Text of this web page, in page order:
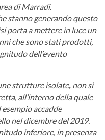
di Marradi.
stanno generando questo
porta a mettere in luce un
che sono stati prodotti,
dell’evento
strutture isolate, non si
all’interno della quale
accadde
nel dicembre del 2019.
inferiore, in presenza